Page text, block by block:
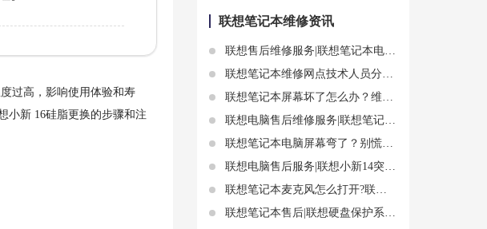
过高，影响使用体验和寿
小新 16硅脂更换的步骤和注
联想笔记本维修资讯
联想售后维修服务|联想笔记本电池在哪更换 联想笔记本电池更换事项
联想笔记本维修网点技术人员分享笔记本装系统顺序
联想笔记本屏幕坏了怎么办？维修费用和流程一览
联想电脑售后维修服务|联想笔记本正品电池 联想电池相关知识
联想笔记本电脑屏幕弯了？别慌，解决方法在这里！
联想电脑售后服务|联想小新14突然黑屏如何解决
联想笔记本麦克风怎么打开?联想笔记本麦克风设置教程
联想笔记本售后|联想硬盘保护系统安装 联想硬盘保护驱动